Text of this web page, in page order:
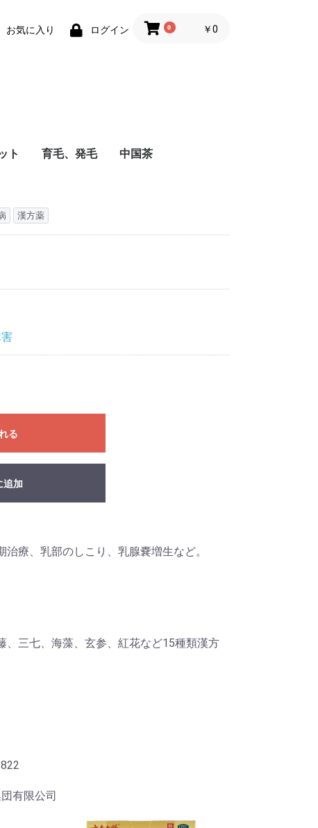
お気に入り ログイン 0 ￥0
ト 育毛、発毛 中国茶
漢方薬
る
追加
治療、乳部のしこり、乳腺嚢増生など。
、三七、海藻、玄参、紅花など15種類漢方
有限公司